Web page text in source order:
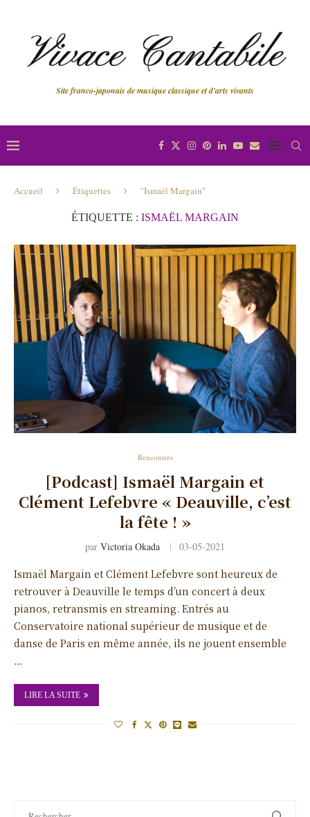
Site franco-japonais de musique classique et d'arts vivants
Accueil Étiquettes "Ismaël Margain"
ÉTIQUETTE : ISMAËL MARGAIN
Rencontres
[Podcast] Ismaël Margain et
Clément Lefebvre « Deauville, c’est
la fête ! »
par Victoria Okada 03-05-2021
Ismaël Margain et Clément Lefebvre sont heureux de
retrouver à Deauville le temps d’un concert à deux
pianos, retransmis en streaming. Entrés au
Conservatoire national supérieur de musique et de
danse de Paris en même année, ils ne jouent ensemble
…
LIRE LA SUITE